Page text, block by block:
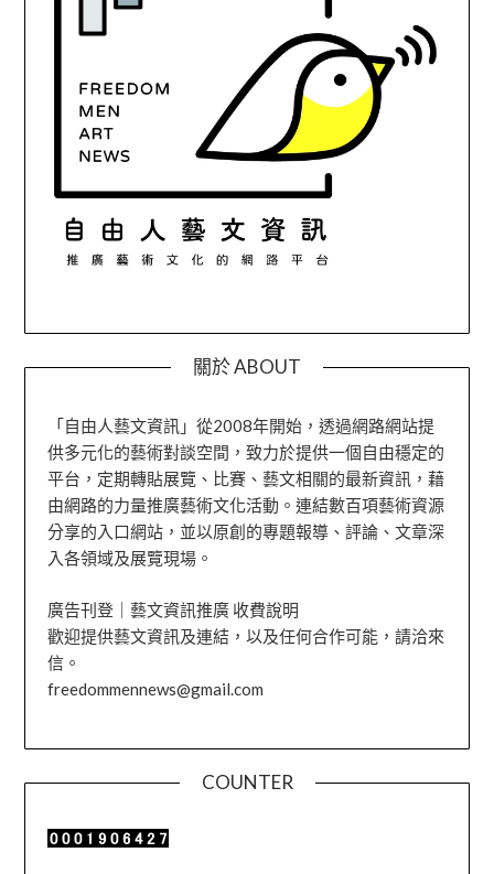
關於 ABOUT
「自由人藝文資訊」從2008年開始，透過網路網站提
供多元化的藝術對談空間，致力於提供一個自由穩定的
平台，定期轉貼展覽、比賽、藝文相關的最新資訊，藉
由網路的力量推廣藝術文化活動。連結數百項藝術資源
分享的入口網站，並以原創的專題報導、評論、文章深
入各領域及展覽現場。
廣告刊登｜藝文資訊推廣 收費說明
歡迎提供藝文資訊及連結，以及任何合作可能，請洽來
信。
freedommennews@gmail.com
COUNTER